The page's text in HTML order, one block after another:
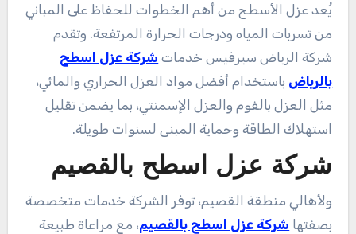
يُعد عزل الأسطح من أهم الخطوات للحفاظ على المباني
من تسربات المياه ودرجات الحرارة المرتفعة. وتقدم
شركة الرياض سيرفيس خدمات شركة عزل اسطح
بالرياض باستخدام أفضل مواد العزل الحراري والمائي،
مثل العزل بالفوم والعزل الإسمنتي، بما يضمن تقليل
استهلاك الطاقة وحماية المبنى لسنوات طويلة.
شركة عزل اسطح بالقصيم
ولأهالي منطقة القصيم، توفر الشركة خدمات متخصصة
بصفتها شركة عزل اسطح بالقصيم، مع مراعاة طبيعة